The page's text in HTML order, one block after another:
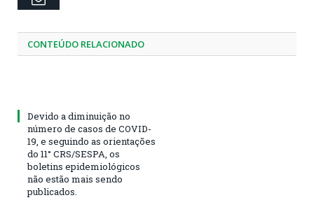
CONTEÚDO RELACIONADO
Devido a diminuição no
número de casos de COVID-
19, e seguindo as orientações
do 11° CRS/SESPA, os
boletins epidemiológicos
não estão mais sendo
publicados.